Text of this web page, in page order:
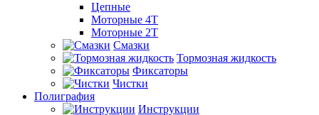
Цепные
Моторные 4Т
Моторные 2Т
Смазки
Тормозная жидкость
Фиксаторы
Чистки
Полиграфия
Инструкции